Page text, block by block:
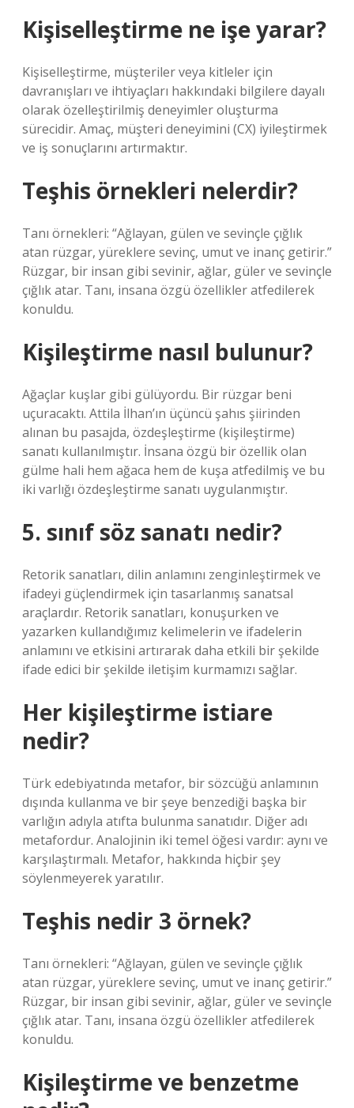
Kişiselleştirme ne işe yarar?
Kişiselleştirme, müşteriler veya kitleler için
davranışları ve ihtiyaçları hakkındaki bilgilere dayalı
olarak özelleştirilmiş deneyimler oluşturma
sürecidir. Amaç, müşteri deneyimini (CX) iyileştirmek
ve iş sonuçlarını artırmaktır.
Teşhis örnekleri nelerdir?
Tanı örnekleri: “Ağlayan, gülen ve sevinçle çığlık
atan rüzgar, yüreklere sevinç, umut ve inanç getirir.”
Rüzgar, bir insan gibi sevinir, ağlar, güler ve sevinçle
çığlık atar. Tanı, insana özgü özellikler atfedilerek
konuldu.
Kişileştirme nasıl bulunur?
Ağaçlar kuşlar gibi gülüyordu. Bir rüzgar beni
uçuracaktı. Attila İlhan’ın üçüncü şahıs şiirinden
alınan bu pasajda, özdeşleştirme (kişileştirme)
sanatı kullanılmıştır. İnsana özgü bir özellik olan
gülme hali hem ağaca hem de kuşa atfedilmiş ve bu
iki varlığı özdeşleştirme sanatı uygulanmıştır.
5. sınıf söz sanatı nedir?
Retorik sanatları, dilin anlamını zenginleştirmek ve
ifadeyi güçlendirmek için tasarlanmış sanatsal
araçlardır. Retorik sanatları, konuşurken ve
yazarken kullandığımız kelimelerin ve ifadelerin
anlamını ve etkisini artırarak daha etkili bir şekilde
ifade edici bir şekilde iletişim kurmamızı sağlar.
Her kişileştirme istiare
nedir?
Türk edebiyatında metafor, bir sözcüğü anlamının
dışında kullanma ve bir şeye benzediği başka bir
varlığın adıyla atıfta bulunma sanatıdır. Diğer adı
metafordur. Analojinin iki temel öğesi vardır: aynı ve
karşılaştırmalı. Metafor, hakkında hiçbir şey
söylenmeyerek yaratılır.
Teşhis nedir 3 örnek?
Tanı örnekleri: “Ağlayan, gülen ve sevinçle çığlık
atan rüzgar, yüreklere sevinç, umut ve inanç getirir.”
Rüzgar, bir insan gibi sevinir, ağlar, güler ve sevinçle
çığlık atar. Tanı, insana özgü özellikler atfedilerek
konuldu.
Kişileştirme ve benzetme